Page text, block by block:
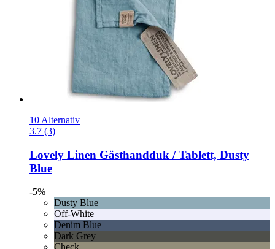
10 Alternativ
3.7 (3)
Lovely Linen Gästhandduk / Tablett, Dusty
Blue
-5%
Dusty Blue
Off-White
Denim Blue
Dark Grey